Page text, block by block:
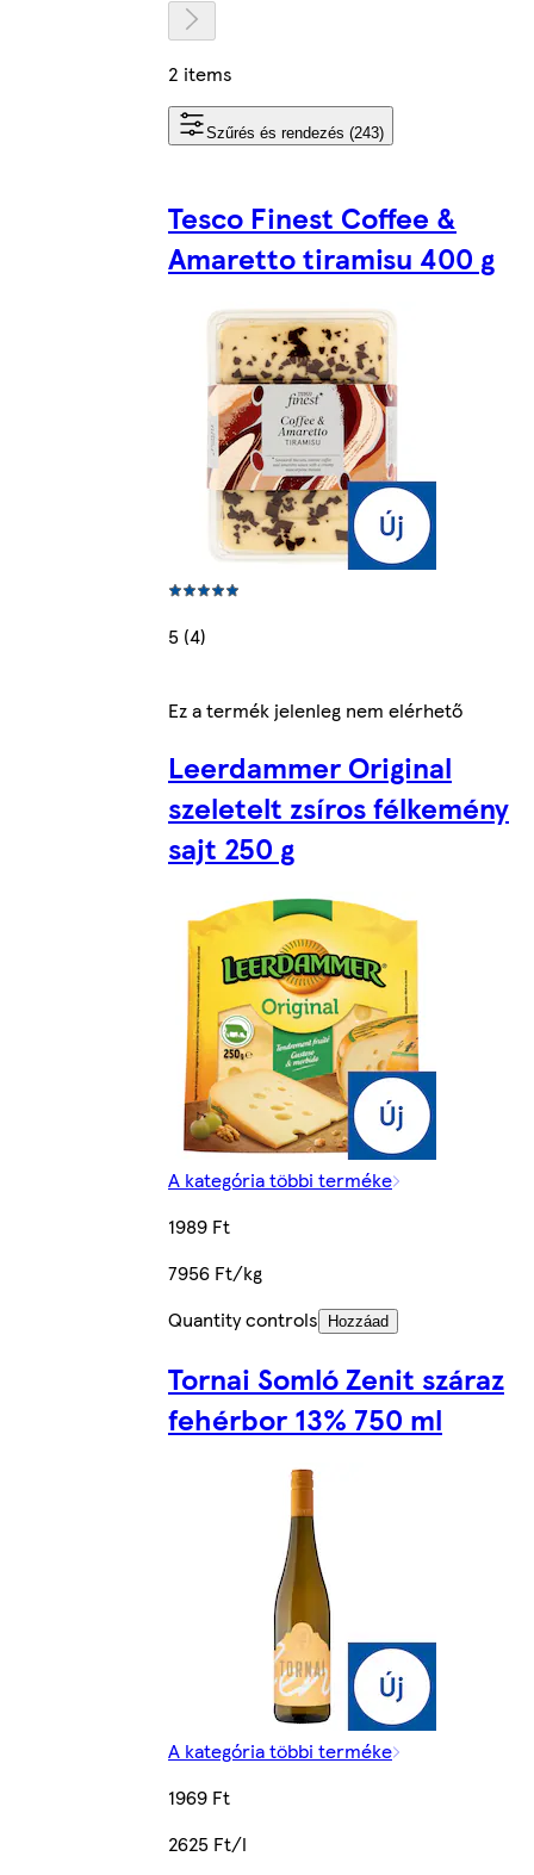
2 items
Szűrés és rendezés (243)
Tesco Finest Coffee &
Amaretto tiramisu 400 g
5 (4)
Ez a termék jelenleg nem elérhető
Leerdammer Original
szeletelt zsíros félkemény
sajt 250 g
A kategória többi terméke
1989 Ft
7956 Ft/kg
Quantity controls
Hozzáad
Tornai Somló Zenit száraz
fehérbor 13% 750 ml
A kategória többi terméke
1969 Ft
2625 Ft/l